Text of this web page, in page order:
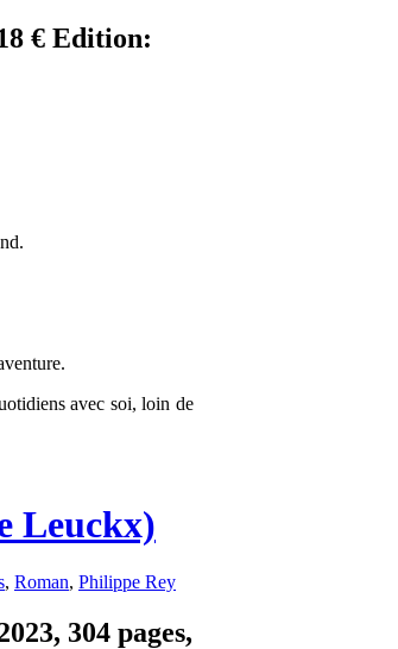
€ Edition:
avec soi, loin de
Leuckx)
, Roman, Philippe Rey
304 pages,